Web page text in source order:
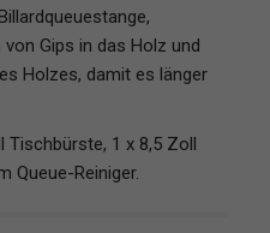
Gips in das Holz und
Holzes, damit es länger
Tischbürste, 1 x 8,5 Zoll
Queue-Reiniger.